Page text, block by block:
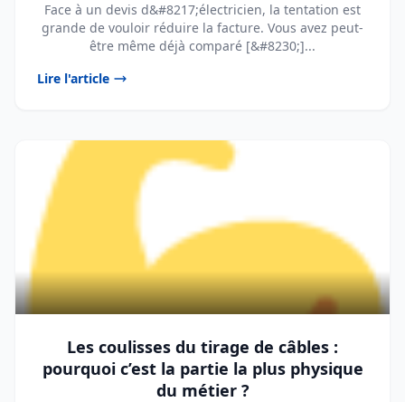
Face à un devis d&#8217;électricien, la tentation est
grande de vouloir réduire la facture. Vous avez peut-
être même déjà comparé [&#8230;]...
Lire l'article
Les coulisses du tirage de câbles :
pourquoi c’est la partie la plus physique
du métier ?